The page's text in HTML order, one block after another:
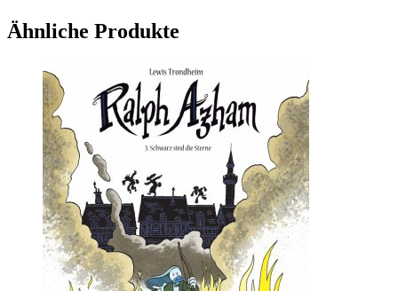
Ähnliche Produkte